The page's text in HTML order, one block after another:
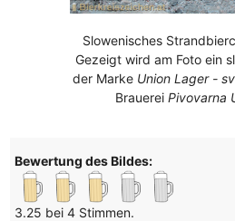
Slowenisches
Gezeigt wird am Foto ein
der Marke Union Lager -
Brauerei Pivovarna
Bewertung des Bildes:
3.25 bei 4 Stimmen.